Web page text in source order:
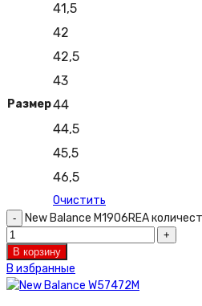
Размер
41,5
42
42,5
43
44
44,5
45,5
46,5
Очистить
New Balance M1906REA
В корзину
В избранные